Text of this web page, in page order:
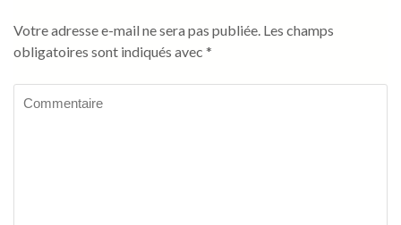
Votre adresse e-mail ne sera pas publiée. Les champs
obligatoires sont indiqués avec *